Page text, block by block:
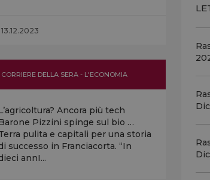
13.12.2023
CORRIERE DELLA SERA - L'ECONOMIA
Ancora più tech
Pizzini spinge sul bio …
pulita e capitali per una storia
successo in Franciacorta. “In
annI...